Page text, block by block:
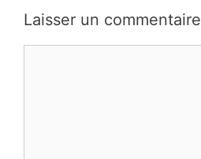
Laisser un commentaire